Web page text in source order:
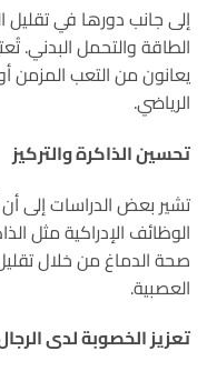
إلى جانب دورها في تقليل
الطاقة والتحمل البدني.
يعانون من التعب المزمن
الرياضي.
تحسين الذاكرة والتركيز
تشير بعض الدراسات إلى أن
الوظائف الإدراكية مثل
صحة الدماغ من خلال
العصبية.
تعزيز الخصوبة لدى